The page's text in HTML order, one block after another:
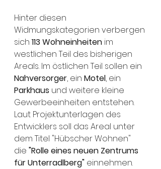
Hinter diesen
Widmungskategorien verbergen
sich 113 Wohneinheiten im
westlichen Teil des bisherigen
Areals. Im östlichen Teil sollen ein
Nahversorger, ein Motel, ein
Parkhaus und weitere kleine
Gewerbeeinheiten entstehen.
Laut Projektunterlagen des
Entwicklers soll das Areal unter
dem Titel "Hübscher Wohnen"
die "Rolle eines neuen Zentrums
für Unterradlberg" einnehmen.